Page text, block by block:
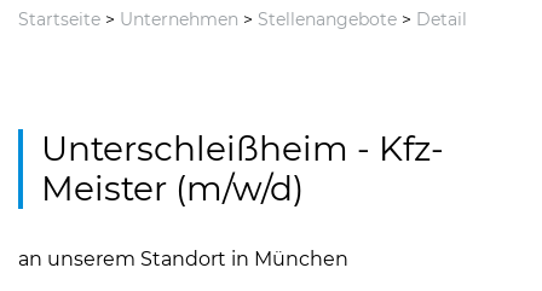
Startseite > Unternehmen > Stellenangebote > Detail
Unterschleißheim - Kfz-
Meister (m/w/d)
an unserem Standort in München